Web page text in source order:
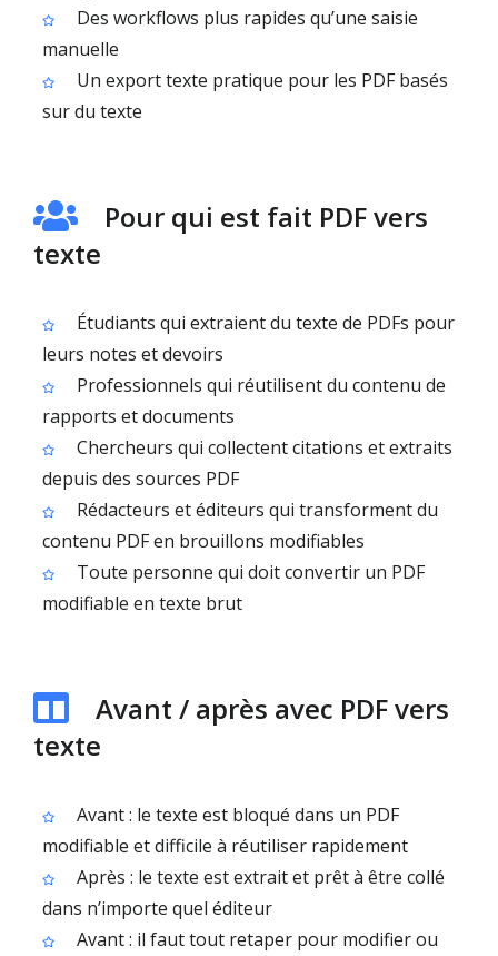
Des workflows plus rapides qu’une saisie
manuelle
Un export texte pratique pour les PDF basés
sur du texte
Pour qui est fait PDF vers
texte
Étudiants qui extraient du texte de PDFs pour
leurs notes et devoirs
Professionnels qui réutilisent du contenu de
rapports et documents
Chercheurs qui collectent citations et extraits
depuis des sources PDF
Rédacteurs et éditeurs qui transforment du
contenu PDF en brouillons modifiables
Toute personne qui doit convertir un PDF
modifiable en texte brut
Avant / après avec PDF vers
texte
Avant : le texte est bloqué dans un PDF
modifiable et difficile à réutiliser rapidement
Après : le texte est extrait et prêt à être collé
dans n’importe quel éditeur
Avant : il faut tout retaper pour modifier ou